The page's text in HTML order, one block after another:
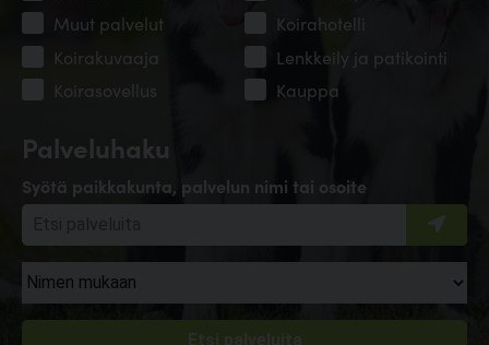
Palveluhaku
Syötä paikkakunta, palvelun nimi tai osoite
Muut palvelut
Koirahotelli
Koirakuvaaja
Lenkkeily ja patikointi
Koirasovellus
Kauppa